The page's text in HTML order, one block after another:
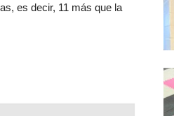
es decir, 11 más que la